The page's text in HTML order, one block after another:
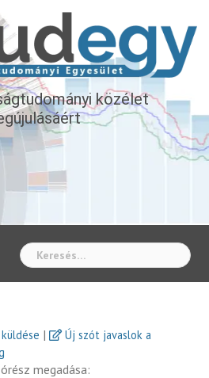
közélet
|
Új szót javaslok a
megadása: